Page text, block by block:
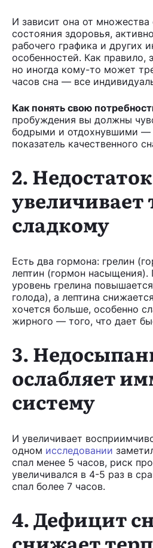
И зависит она от множества
состояния здоровья,
рабочего графика и других
особенностей. Как правило,
но иногда кому-то может
часов сна — все
Как понять свою
пробуждения вы должны
бодрыми и отдохнувшими —
показатель качественного
2.
увеличивает
сладкому
Есть два гормона: грелин
лептин (гормон
уровень грелина
голода), а лептина
хочется больше, особенно
жирного — того, что дает
3.
ослабляет
систему
И увеличивает
одном исследовании
спал менее 5 часов, риск
увеличивался в 4-5 раз в
спал более 7 часов.
4. Дефицит